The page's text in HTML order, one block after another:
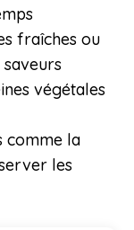
fraîches ou
végétales
comme la
les